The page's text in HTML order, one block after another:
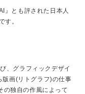
』とも評された日本人
す。
、グラフィックデザイ
画(リトグラフ)の仕事
の独自の作風によって